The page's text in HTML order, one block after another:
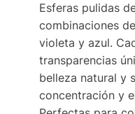
Esferas pulidas
combinaciones
violeta y azul.
transparencias
belleza natural y
concentración y